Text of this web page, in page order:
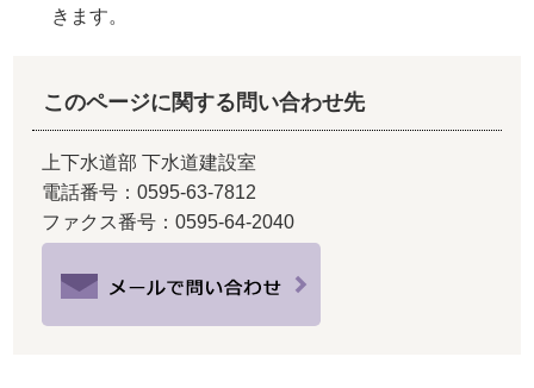
きます。
このページに関する問い合わせ先
上下水道部 下水道建設室
電話番号：0595-63-7812
ファクス番号：0595-64-2040